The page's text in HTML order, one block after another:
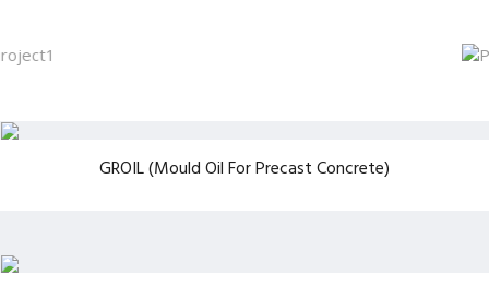
GROIL (Mould Oil For Precast Concrete)